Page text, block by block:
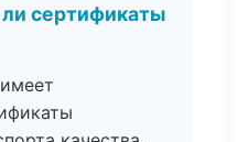
сертификаты